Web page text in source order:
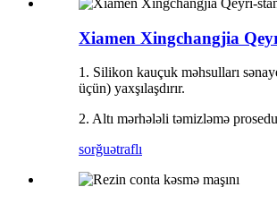
Xiamen Xingchangjia
1. Silikon kauçuk məhsulları
üçün) yaxşılaşdırır.
2. Altı mərhələli təmizləmə
sorğuətraflı